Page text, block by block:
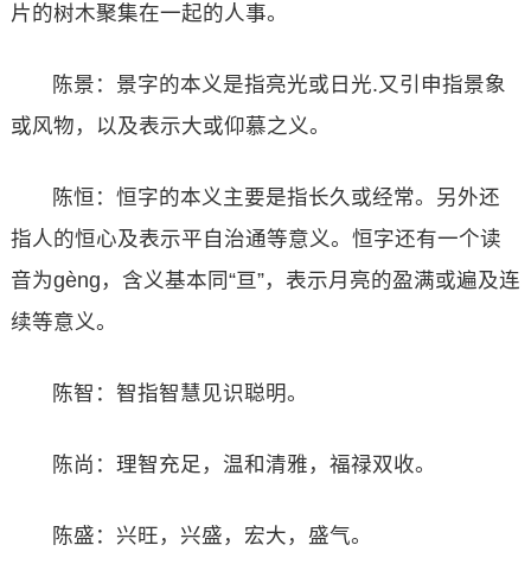
片的树木聚集在一起的人事。
陈景：景字的本义是指亮光或日光.又引申指景象
或风物，以及表示大或仰慕之义。
陈恒：恒字的本义主要是指长久或经常。另外还
指人的恒心及表示平自治通等意义。恒字还有一个读
音为gèng，含义基本同“亘”，表示月亮的盈满或遍及连
续等意义。
陈智：智指智慧见识聪明。
陈尚：理智充足，温和清雅，福禄双收。
陈盛：兴旺，兴盛，宏大，盛气。